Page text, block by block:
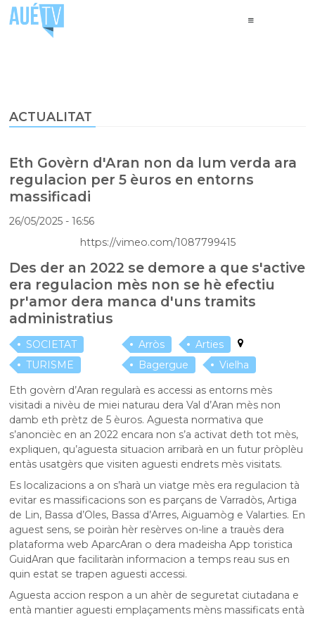
ACTUALITAT
Eth Govèrn d'Aran non da lum verda ara
regulacion per 5 èuros en entorns
massificadi
26/05/2025- 16:56
https://vimeo.com/1087799415
Des der an 2022 se demore a que s'active
era regulacion mès non se hè efectiu
pr'amor dera manca d'uns tramits
administratius
SOCIETAT
TURISME
Arròs
Arties
Bagergue
Vielha
Eth govèrn d’Aran regularà es accessi as entorns mès
visitadi a nivèu de miei naturau dera Val d’Aran mès non
damb eth prètz de 5 èuros. Aguesta normativa que
s’anoncièc en an 2022 encara non s’a activat deth tot mès,
expliquen, qu’aguesta situacion arribarà en un futur pròplèu
entàs usatgèrs que visiten aguesti endrets mès visitats.
Es localizacions a on s’harà un viatge mès era regulacion tà
evitar es massificacions son es parçans de Varradòs, Artiga
de Lin, Bassa d’Oles, Bassa d’Arres, Aiguamòg e Valarties. En
aguest sens, se poiràn hèr resèrves on-line a trauès dera
plataforma web AparcAran o dera madeisha App toristica
GuidAran que facilitaràn informacion a temps reau sus en
quin estat se trapen aguesti accessi.
Aguesta accion respon a un ahèr de seguretat ciutadana e
entà mantier aguesti emplaçaments mèns massificats entà